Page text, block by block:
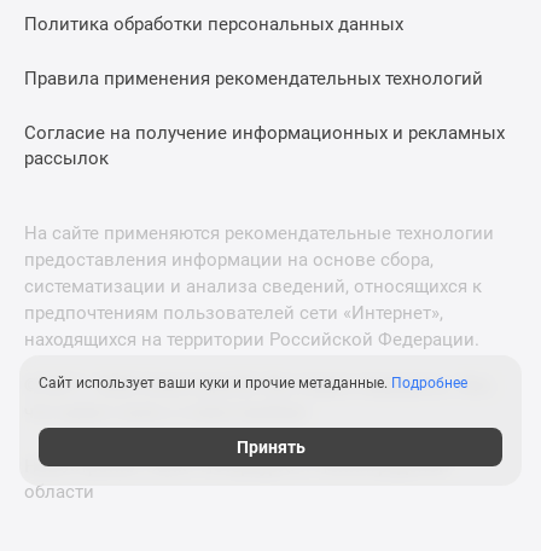
Политика обработки персональных данных
Правила применения рекомендательных технологий
Согласие на получение информационных и рекламных
рассылок
На сайте применяются рекомендательные технологии
предоставления информации на основе сбора,
систематизации и анализа сведений, относящихся к
предпочтениям пользователей сети «Интернет»,
находящихся на территории Российской Федерации.
© 2011—2026 Новострой-М. Все права защищены. Всё,
Новостройки Санкт-Петербурга и Ленинградской
области
Сайт использует ваши куки и прочие метаданные. Подробнее
Принять